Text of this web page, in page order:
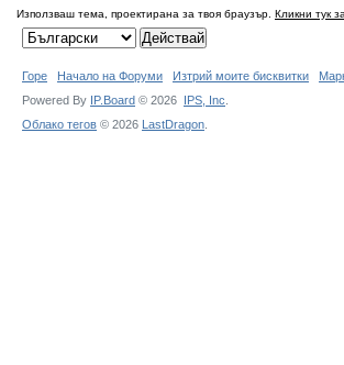
Използваш тема, проектирана за твоя браузър. Кликни тук
Горе Начало на Форуми Изтрий моите бисквитки
Powered By IP.Board © 2026 IPS, Inc
Облако тегов © 2026 LastDragon